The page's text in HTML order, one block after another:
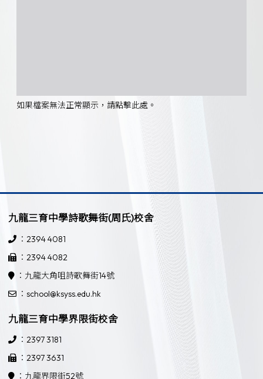
如果檔案無法正常顯示，請點擊此處。
九龍三育中學詩歌舞街(周氏)校舍
：2394 4081
：2394 4082
：九龍大角咀詩歌舞街14號
：school@ksyss.edu.hk
九龍三育中學界限街校舍
：2397 3181
：2397 3631
：九龍界限街52號